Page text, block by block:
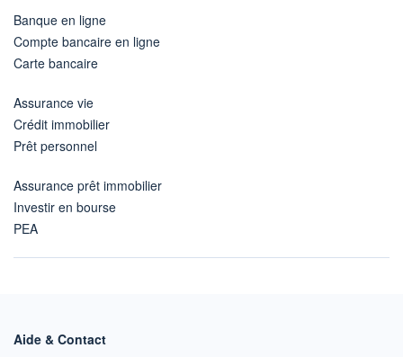
Banque en ligne
Compte bancaire en ligne
Carte bancaire
Assurance vie
Crédit immobilier
Prêt personnel
Assurance prêt immobilier
Investir en bourse
PEA
Aide & Contact